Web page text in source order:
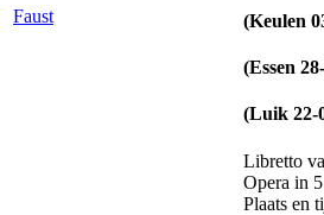
Faust (Keulen
(Essen
(Luik 22-
Libretto
Opera in
Plaats en